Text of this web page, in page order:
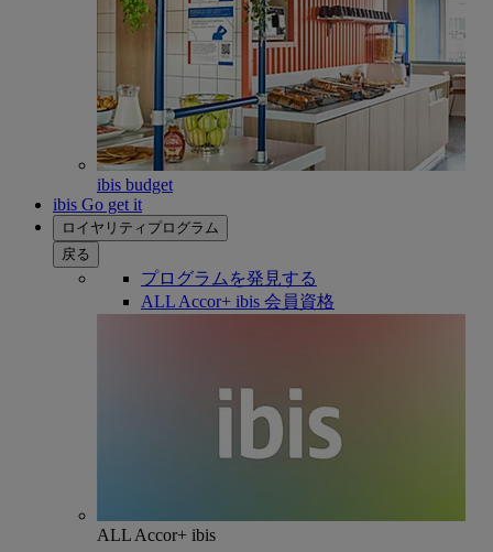
ibis budget
ibis Go get it
ロイヤリティプログラム
戻る
プログラムを発見する
ALL Accor+ ibis 会員資格
ALL Accor+ ibis